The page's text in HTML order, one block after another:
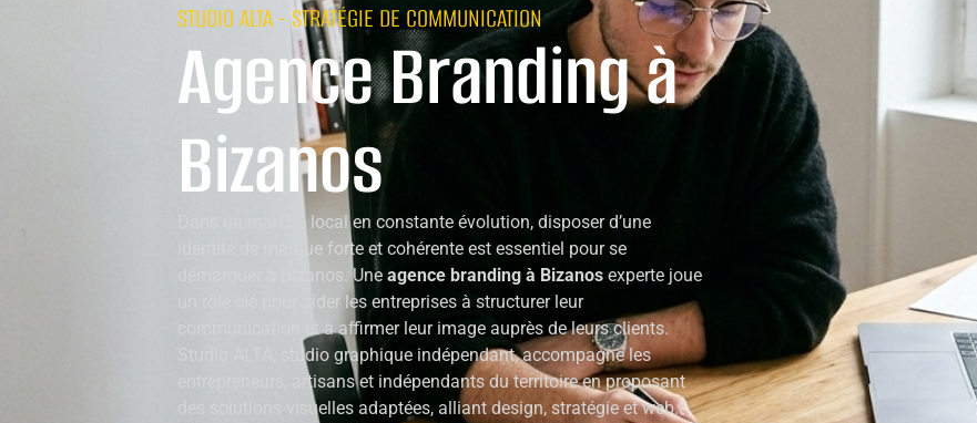
STUDIO ALTA - STRATÉGIE DE COMMUNICATION
Agence Branding à
Bizanos
Dans un marché local en constante évolution, disposer d’une
identité de marque forte et cohérente est essentiel pour se
démarquer à Bizanos. Une agence branding à Bizanos experte joue
un rôle clé pour aider les entreprises à structurer leur
communication et à affirmer leur image auprès de leurs clients.
Studio ALTA, studio graphique indépendant, accompagne les
entrepreneurs, artisans et indépendants du territoire en proposant
des solutions visuelles adaptées, alliant design, stratégie et web.